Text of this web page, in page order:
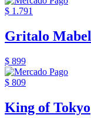
$ 1.791
Gritalo
$ 899
$ 809
King of Tokyo